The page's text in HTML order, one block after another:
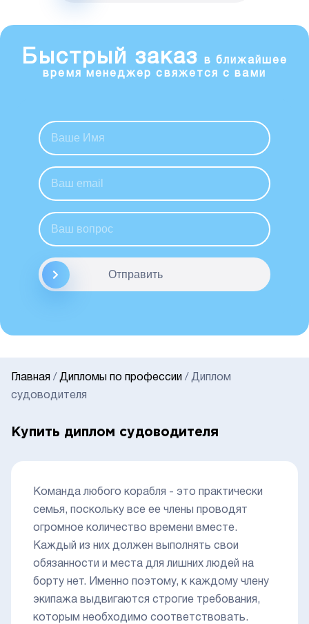
Быстрый заказ
в ближайшее
время менеджер свяжется с вами
Отправить
Главная / Дипломы по профессии / Диплом
судоводителя
Купить диплом судоводителя
Команда любого корабля - это практически
семья, поскольку все ее члены проводят
огромное количество времени вместе.
Каждый из них должен выполнять свои
обязанности и места для лишних людей на
борту нет. Именно поэтому, к каждому члену
экипажа выдвигаются строгие требования,
которым необходимо соответствовать.